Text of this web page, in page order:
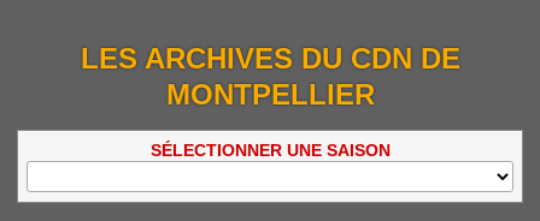
LES ARCHIVES DU CDN DE
MONTPELLIER
SÉLECTIONNER UNE SAISON